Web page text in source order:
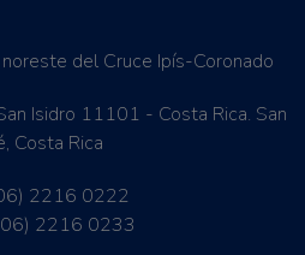
del Cruce Ipís-Coronado
Isidro 11101 - Costa Rica. San
Costa Rica
2216 0222
2216 0233